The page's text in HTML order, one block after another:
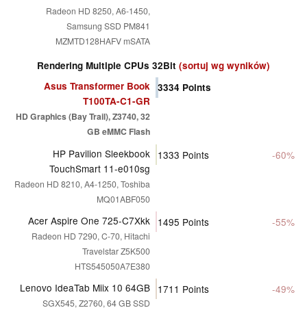
Radeon HD 8250, A6-1450,
Samsung SSD PM841
MZMTD128HAFV mSATA
Rendering Multiple CPUs 32Bit (sortuj wg wyników)
Asus Transformer Book
T100TA-C1-GR
HD Graphics (Bay Trail), Z3740, 32
GB eMMC Flash
3334 Points
HP Pavilion Sleekbook
TouchSmart 11-e010sg
Radeon HD 8210, A4-1250, Toshiba
MQ01ABF050
1333 Points -60%
Acer Aspire One 725-C7Xkk
Radeon HD 7290, C-70, Hitachi
Travelstar Z5K500
HTS545050A7E380
1495 Points -55%
Lenovo IdeaTab Miix 10 64GB
SGX545, Z2760, 64 GB SSD
1711 Points -49%